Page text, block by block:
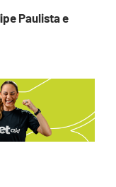
Paulista e